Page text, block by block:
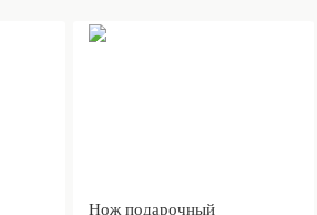
Нож подарочный